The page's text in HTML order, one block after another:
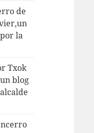
de
la
Txok
blog